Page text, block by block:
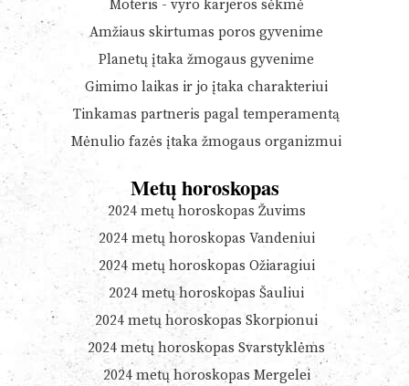
Moteris - vyro karjeros sėkmė
Amžiaus skirtumas poros gyvenime
Planetų įtaka žmogaus gyvenime
Gimimo laikas ir jo įtaka charakteriui
Tinkamas partneris pagal temperamentą
Mėnulio fazės įtaka žmogaus organizmui
Metų horoskopas
2024 metų horoskopas Žuvims
2024 metų horoskopas Vandeniui
2024 metų horoskopas Ožiaragiui
2024 metų horoskopas Šauliui
2024 metų horoskopas Skorpionui
2024 metų horoskopas Svarstyklėms
2024 metų horoskopas Mergelei